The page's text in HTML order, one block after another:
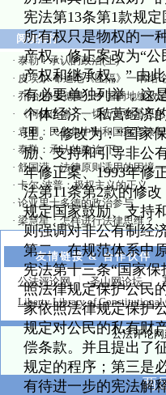
宪法第13条第1款规
所有权只是物权的一
产权。修正案改为“
产权和继承权。” 由
有必要单独列举，这
个体经济、私营经济
理。”修改为：“国家
励、支持和引导非公
年修正案、1993年修
法第11条第2款的修
规定国家鼓励、支持
则强调对非公有制经
第二，在规范体系中
宪法第十三条“国家
照法律规定保护公民
家依照法律规定保护
规定对公民的私有财
偿条款。并且提出了
规定的程序；第三是
有待进一步的宪法解
阅读排行
· 泰勒：承认的政治(上)
· 皮埃尔·布迪厄《区隔》一书结
· 乔治·弗里德曼：中国的地缘政
·
《柯林伍德：一切历史都是思
· 袁刚：民主集中制和国家官僚制
· 泰勒：承认的政治(下)
· 舒国滢：法律原则适用的困境
· 卡尔·波普：极权主义的正义
· 论亚里士多德的政治参与
· 梁慧星：怎样进行法律思维？
友情链接 & 合作伙伴
公法评论网 圣山网论坛
Liberty Library of Constitutional
公法评论
两